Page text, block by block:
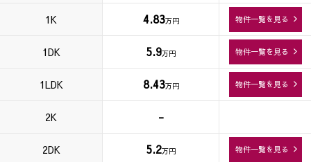
1K 4.83万円 物件一覧を見る
1DK 5.9万円 物件一覧を見る
1LDK 8.43万円 物件一覧を見る
2K -
2DK 5.2万円 物件一覧を見る